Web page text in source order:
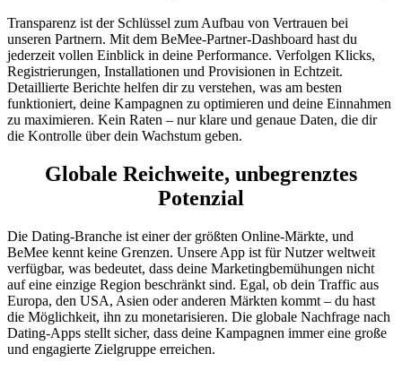
Transparenz ist der Schlüssel zum Aufbau von Vertrauen bei
unseren Partnern. Mit dem BeMee-Partner-Dashboard hast du
jederzeit vollen Einblick in deine Performance. Verfolgen Klicks,
Registrierungen, Installationen und Provisionen in Echtzeit.
Detaillierte Berichte helfen dir zu verstehen, was am besten
funktioniert, deine Kampagnen zu optimieren und deine Einnahmen
zu maximieren. Kein Raten – nur klare und genaue Daten, die dir
die Kontrolle über dein Wachstum geben.
Globale Reichweite, unbegrenztes
Potenzial
Die Dating-Branche ist einer der größten Online-Märkte, und
BeMee kennt keine Grenzen. Unsere App ist für Nutzer weltweit
verfügbar, was bedeutet, dass deine Marketingbemühungen nicht
auf eine einzige Region beschränkt sind. Egal, ob dein Traffic aus
Europa, den USA, Asien oder anderen Märkten kommt – du hast
die Möglichkeit, ihn zu monetarisieren. Die globale Nachfrage nach
Dating-Apps stellt sicher, dass deine Kampagnen immer eine große
und engagierte Zielgruppe erreichen.